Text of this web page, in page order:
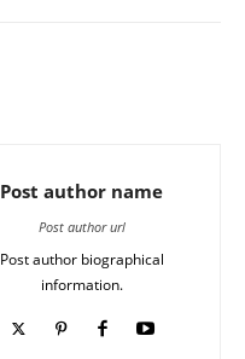
Post author name
Post author url
Post author biographical
information.